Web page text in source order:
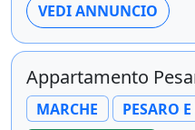
VEDI ANNUNCIO
Appartamento
MARCHE PESARO